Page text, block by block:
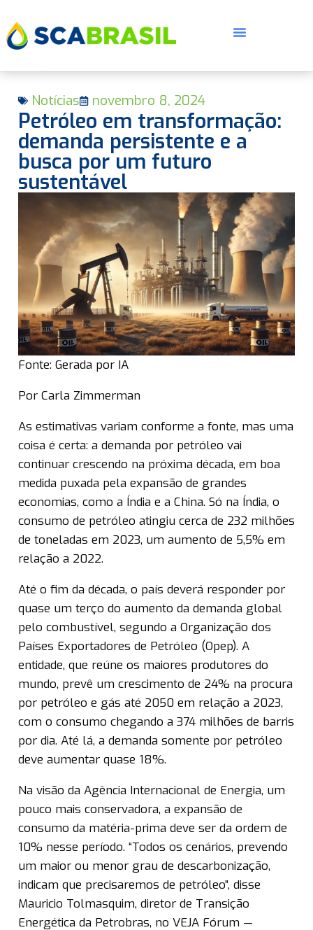
Notícias novembro 8, 2024
Petróleo em transformação:
demanda persistente e a
busca por um futuro
sustentável
Fonte: Gerada por IA
Por Carla Zimmerman
As estimativas variam conforme a fonte, mas uma
coisa é certa: a demanda por petróleo vai
continuar crescendo na próxima década, em boa
medida puxada pela expansão de grandes
economias, como a Índia e a China. Só na Índia, o
consumo de petróleo atingiu cerca de 232 milhões
de toneladas em 2023, um aumento de 5,5% em
relação a 2022.
Até o fim da década, o país deverá responder por
quase um terço do aumento da demanda global
pelo combustível, segundo a Organização dos
Países Exportadores de Petróleo (Opep). A
entidade, que reúne os maiores produtores do
mundo, prevê um crescimento de 24% na procura
por petróleo e gás até 2050 em relação a 2023,
com o consumo chegando a 374 milhões de barris
por dia. Até lá, a demanda somente por petróleo
deve aumentar quase 18%.
Na visão da Agência Internacional de Energia, um
pouco mais conservadora, a expansão de
consumo da matéria-prima deve ser da ordem de
10% nesse período. “Todos os cenários, prevendo
um maior ou menor grau de descarbonização,
indicam que precisaremos de petróleo”, disse
Mauricio Tolmasquim, diretor de Transição
Energética da Petrobras, no VEJA Fórum —